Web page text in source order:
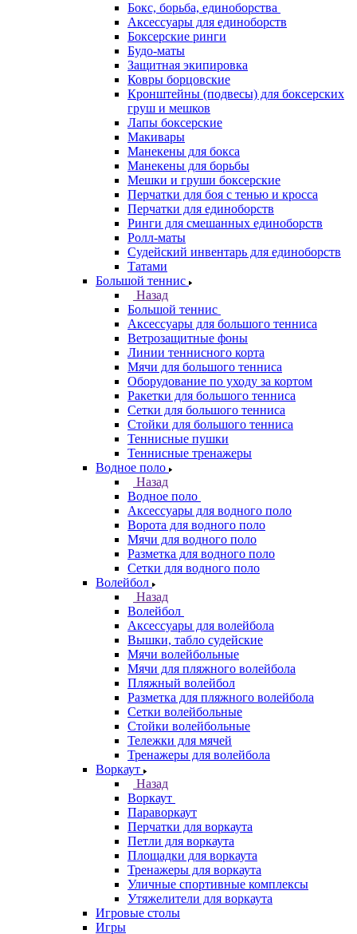
Бокс, борьба, единоборства
Аксессуары для единоборств
Боксерские ринги
Будо-маты
Защитная экипировка
Ковры борцовские
Кронштейны (подвесы) для боксерских
груш и мешков
Лапы боксерские
Макивары
Манекены для бокса
Манекены для борьбы
Мешки и груши боксерские
Перчатки для боя с тенью и кросса
Перчатки для единоборств
Ринги для смешанных единоборств
Ролл-маты
Судейский инвентарь для единоборств
Татами
Большой теннис
Назад
Большой теннис
Аксессуары для большого тенниса
Ветрозащитные фоны
Линии теннисного корта
Мячи для большого тенниса
Оборудование по уходу за кортом
Ракетки для большого тенниса
Сетки для большого тенниса
Стойки для большого тенниса
Теннисные пушки
Теннисные тренажеры
Водное поло
Назад
Водное поло
Аксессуары для водного поло
Ворота для водного поло
Мячи для водного поло
Разметка для водного поло
Сетки для водного поло
Волейбол
Назад
Волейбол
Аксессуары для волейбола
Вышки, табло судейские
Мячи волейбольные
Мячи для пляжного волейбола
Пляжный волейбол
Разметка для пляжного волейбола
Сетки волейбольные
Стойки волейбольные
Тележки для мячей
Тренажеры для волейбола
Воркаут
Назад
Воркаут
Параворкаут
Перчатки для воркаута
Петли для воркаута
Площадки для воркаута
Тренажеры для воркаута
Уличные спортивные комплексы
Утяжелители для воркаута
Игровые столы
Игры